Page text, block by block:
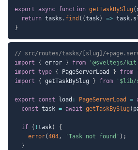
export async function getTaskBySlug (
return tasks . find ( (task) => task.
}
// src/routes/tasks/[slug]/
import
{ error } from '@sveltejs/kit'
import type { PageServerLoad } from
import
{ getTaskBySlug } from '$lib/
export const load : PageServerLoad =
const task = await getTaskBySlug (
if ( !task)
{
error(404, 'Task not found' ) ;
}